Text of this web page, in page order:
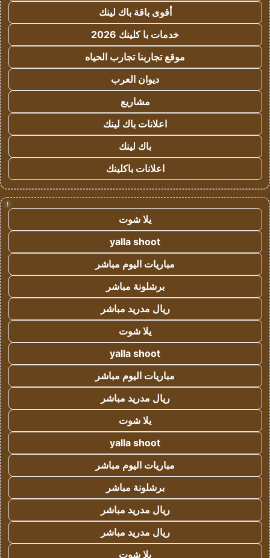
أقوى باقة باك لينك
خدمات با كلينك 2026
موقع تجاربنا تجارب الحياه
ديوان العرب
مشاريع
اعلانات باك لينك
باك لينك
اعلانات باكلينك
!
يلا شوت
yalla shoot
مباريات اليوم مباشر
برشلونة مباشر
ريال مدريد مباشر
يلا شوت
yalla shoot
مباريات اليوم مباشر
ريال مدريد مباشر
يلا شوت
yalla shoot
مباريات اليوم مباشر
برشلونة مباشر
ريال مدريد مباشر
ريال مدريد مباشر
يلا شوت